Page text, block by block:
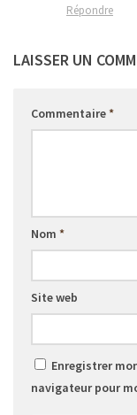
Répondre
LAISSER UN
Commentaire*
Nom *
Site web
Enregistrer
navigateur pour